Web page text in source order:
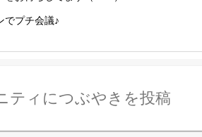
でプチ会議♪
ティにつぶやきを投稿